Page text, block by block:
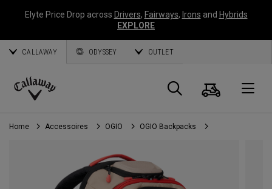
Elyte Price Drop across Drivers, Fairways, Irons and Hybrids
EXPLORE
CALLAWAY ODYSSEY OUTLET
Callaway
Golf
Panier
Home Accessoires OGIO OGIO Backpacks